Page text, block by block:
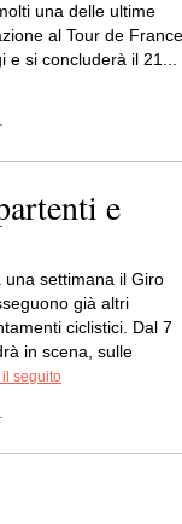
una delle ultime
al Tour de
e si concluderà il 21...
e
una settimana il Giro
già altri
ciclistici. Dal 7
in scena, sulle
il seguito